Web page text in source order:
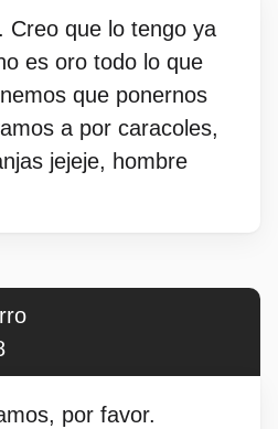
Creo que lo tengo ya
es oro todo lo que
que ponernos
a por caracoles,
jejeje, hombre
por favor.